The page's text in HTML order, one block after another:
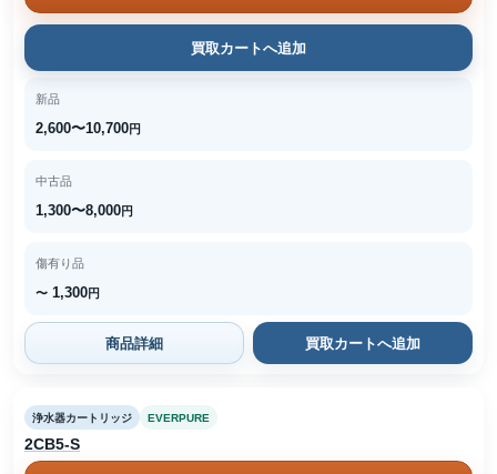
買取カートへ追加
新品
2,600〜10,700円
中古品
1,300〜8,000円
傷有り品
〜 1,300円
商品詳細 買取カートへ追加
浄水器カートリッジ EVERPURE
2CB5-S